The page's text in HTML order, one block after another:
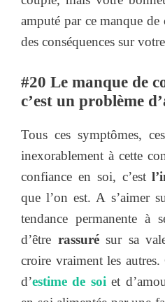
amputé par ce manque
des conséquences sur
#20 Le manque de
c’est un problème
Tous ces symptômes,
inexorablement à cette
confiance en soi, c’est
que l’on est. A s’aimer
tendance permanente à
d’être rassuré sur sa
croire vraiment les
d’estime de soiet